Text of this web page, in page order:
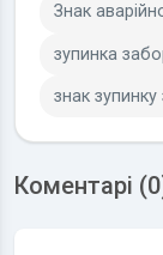
Знак
зупинка
знак
Коментарі